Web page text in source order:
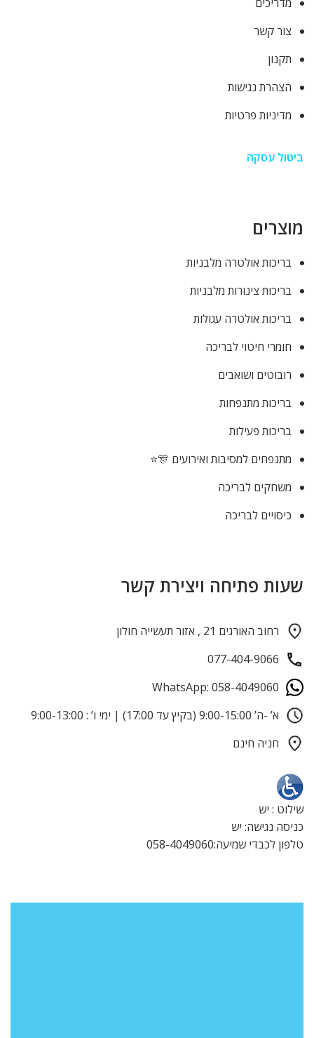
צור קשר
תקנון
הצהרת נגישות
מדיניות פרטיות
ביטול עסקה
מוצרים
בריכות אולטרה מלבניות
בריכות צינורות מלבניות
בריכות אולטרה עגולות
חומרי חיטוי לבריכה
רובוטים ושואבים
בריכות מתנפחות
בריכות פעילות
מתנפחים למסיבות ואירועים 🎊⭐
משחקים לבריכה
כיסויים לבריכה
שעות פתיחה ויצירת קשר
רחוב האורגים 21 , אזור תעשייה חולון
077-404-9066
WhatsApp: 058-4049060
א’ -ה’ 9:00-15:00 (בקיץ עד 17:00) | ימי ו’ : 9:00-13:00
חניה חינם
שילוט : יש
כניסה נגישה: יש
טלפון לכבדי שמיעה:058-4049060